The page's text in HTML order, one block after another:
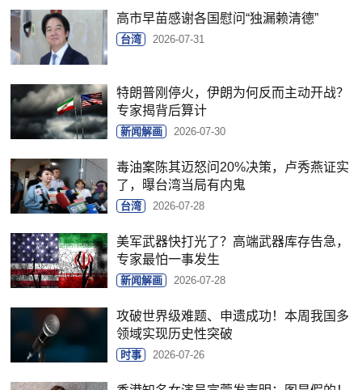
高市早苗感谢各国慰问“独漏赖清德”
台湾 2026-07-31
特朗普刚停火，伊朗为何反而主动开战？
专家揭背后算计
新闻解画 2026-07-30
毒油案陈其迈怒问20%决策，卢秀燕证实
了，曝台湾当局有内鬼
台湾 2026-07-28
美军武器快打光了？高端武器库存告急，
专家最怕一事发生
新闻解画 2026-07-28
攻破世界级难题、申遗成功！本周我国多
领域实现历史性突破
时事 2026-07-26